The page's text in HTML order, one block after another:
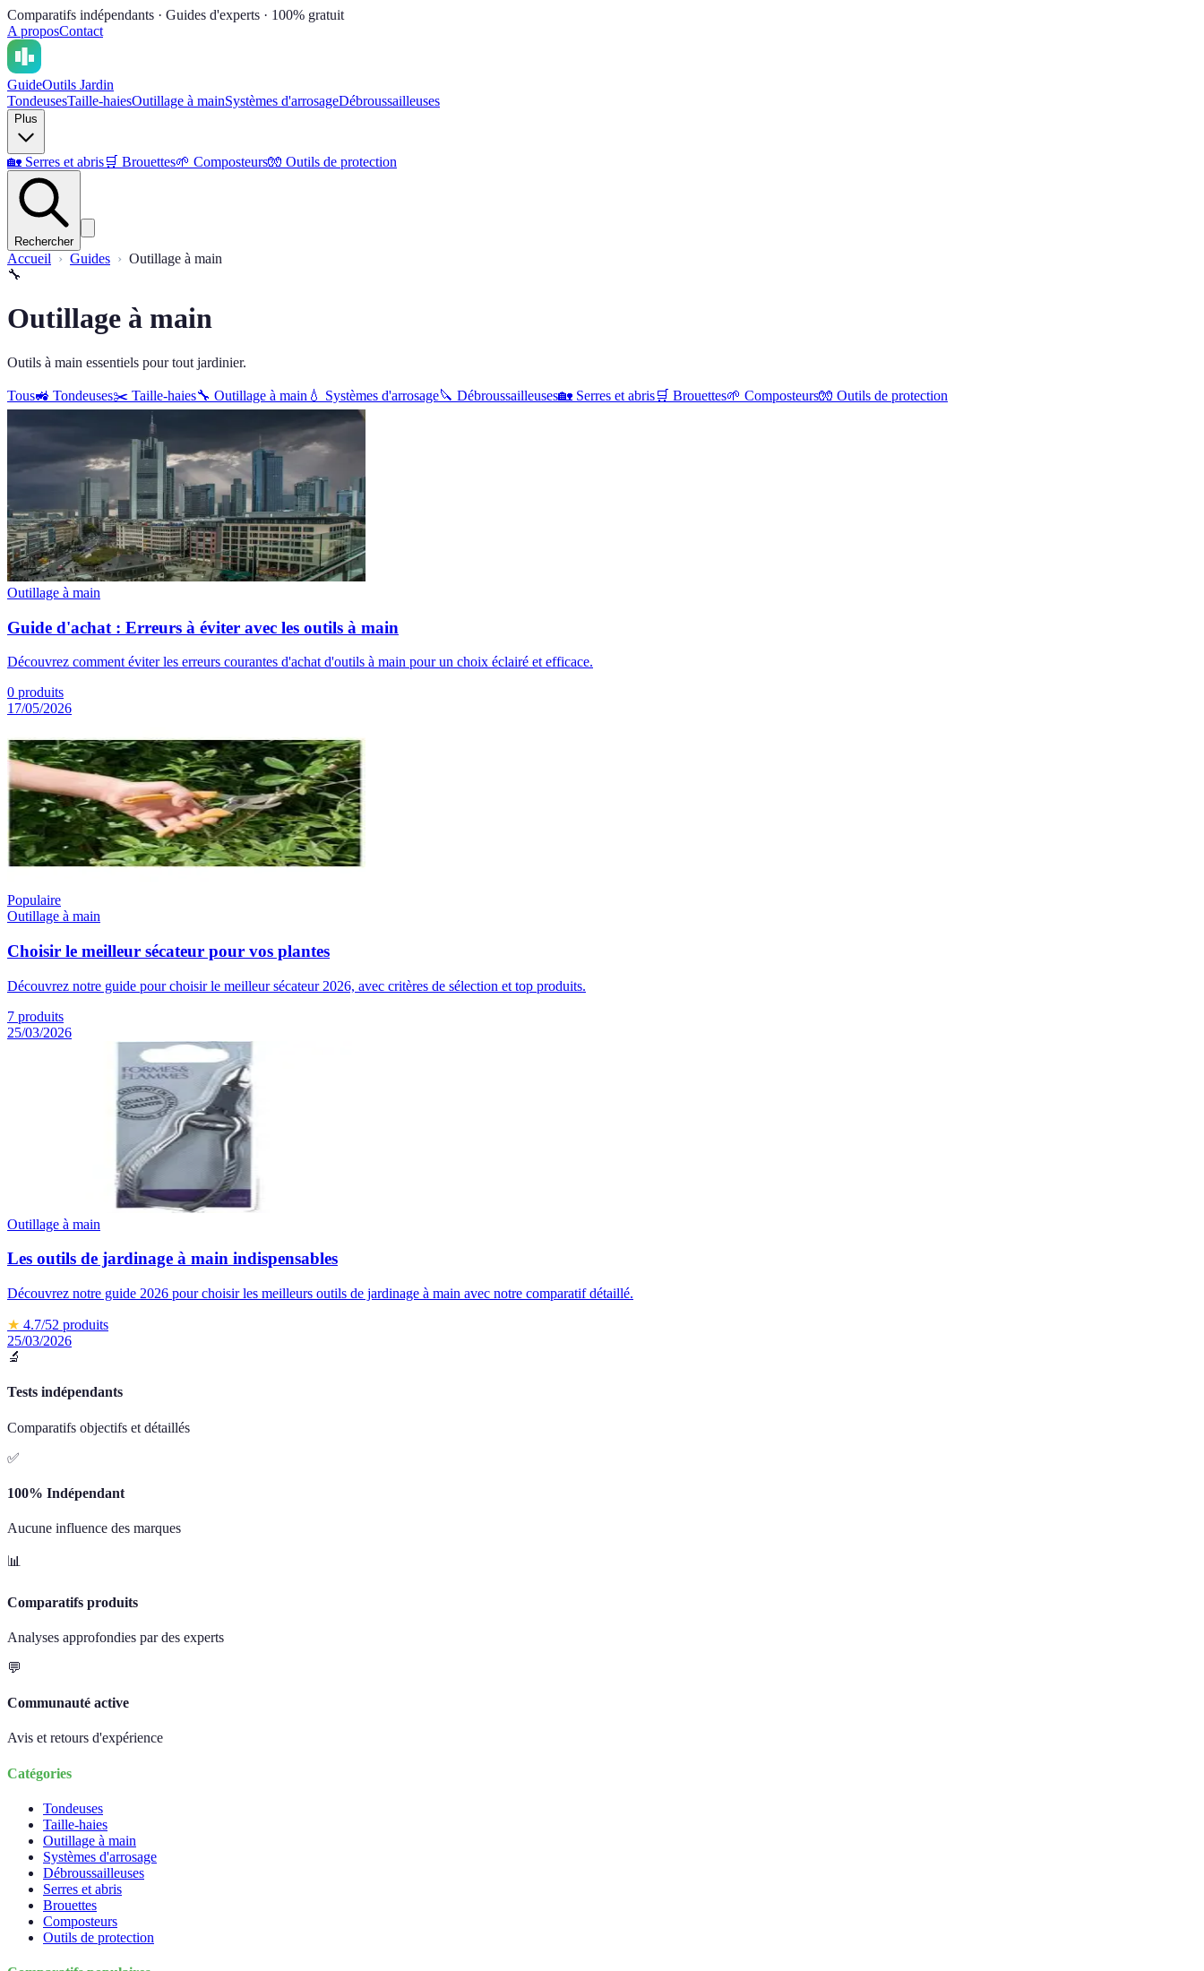
Comparatifs indépendants · Guides d'experts · 100% gratuit
A proposContact
GuideOutils Jardin
TondeusesTaille-haiesOutillage à mainSystèmes d'arrosageDébroussailleuses
Plus
🏡 Serres et abris🛒 Brouettes🌱 Composteurs🧤 Outils de protection
Rechercher
Accueil Guides
Outillage à main
🔧
Outillage à main
Outils à main essentiels pour tout jardinier.
Tous🚜 Tondeuses✂️ Taille-haies🔧 Outillage à main 💧 Systèmes d'arrosage🔪 Débroussailleuses🏡 Serres et abris🛒 Brouettes🌱 Composteurs🧤 Outils de protection
Outillage à main
Guide d'achat : Erreurs à éviter avec les outils à main
Découvrez comment éviter les erreurs courantes d'achat d'outils à main pour un choix éclairé et efficace.
0 produits
17/05/2026
Populaire
Outillage à main
Choisir le meilleur sécateur pour vos plantes
Découvrez notre guide pour choisir le meilleur sécateur 2026, avec critères de sélection et top produits.
7 produits
25/03/2026
Outillage à main
Les outils de jardinage à main indispensables
Découvrez notre guide 2026 pour choisir les meilleurs outils de jardinage à main avec notre comparatif détaillé.
★ 4.7/52 produits
25/03/2026
🔬
Tests indépendants
Comparatifs objectifs et détaillés
✅
100% Indépendant
Aucune influence des marques
📊
Comparatifs produits
Analyses approfondies par des experts
💬
Communauté active
Avis et retours d'expérience
Catégories
Tondeuses
Taille-haies
Outillage à main
Systèmes d'arrosage
Débroussailleuses
Serres et abris
Brouettes
Composteurs
Outils de protection